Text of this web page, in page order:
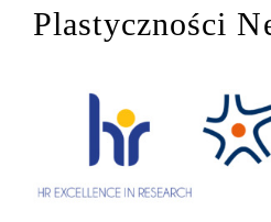
Plastyczności